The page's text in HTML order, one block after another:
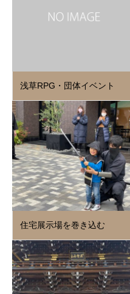
浅草RPG・団体イベント
住宅展示場を巻き込む